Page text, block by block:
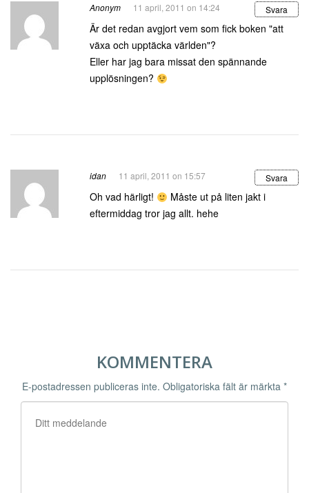
Anonym 11 april, 2011 on 14:24 Svara
Är det redan avgjort vem som fick boken "att
växa och upptäcka världen"?
Eller har jag bara missat den spännande
upplösningen?
idan 11 april, 2011 on 15:57 Svara
Oh vad härligt!
Måste ut på liten jakt i
eftermiddag tror jag allt. hehe
KOMMENTERA
E-postadressen publiceras inte. Obligatoriska fält är märkta *